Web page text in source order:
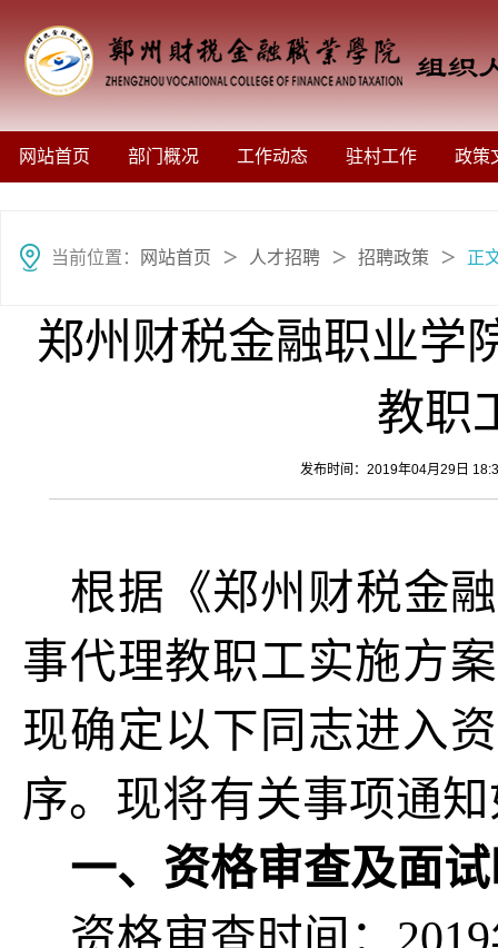
网站首页 部门概况 工作动态 驻村工作 政策
当前位置： 网站首页 ＞ 人才招聘 ＞ 招聘政策 ＞ 正
郑州财税金融职业学
教职
发布时间：2019年04月29日
根据《郑州财税金
事代理教职工实施方
现确定以下同志进入
序。现将有关事项通
一、资格审查及面